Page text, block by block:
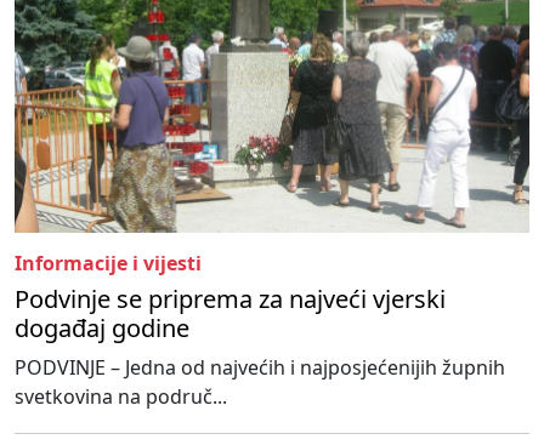
Informacije i vijesti
Podvinje se priprema za najveći vjerski
događaj godine
PODVINJE – Jedna od najvećih i najposjećenijih župnih
svetkovina na područ...